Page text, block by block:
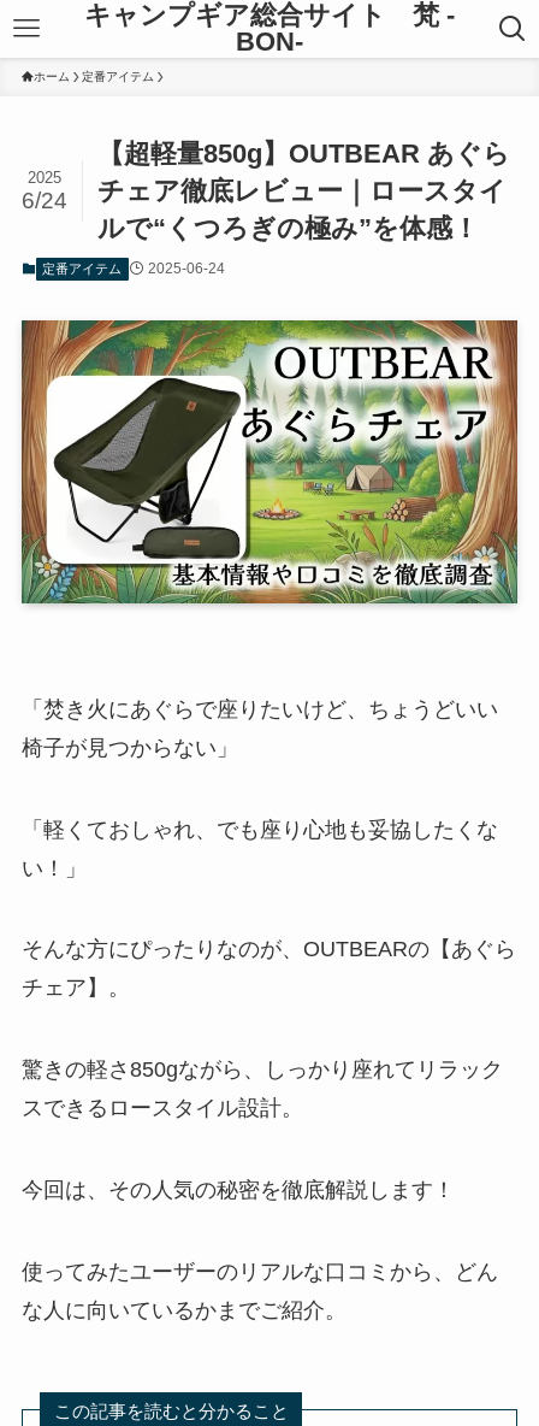
キャンプギア総合サイト 梵 -
BON-
ホーム 定番アイテム
【超軽量850g】OUTBEAR あぐら
チェア徹底レビュー｜ロースタイ
ルで“くつろぎの極み”を体感！
2025
6/24
定番アイテム 2025-06-24
「焚き火にあぐらで座りたいけど、ちょうどいい
椅子が見つからない」
「軽くておしゃれ、でも座り心地も妥協したくな
い！」
そんな方にぴったりなのが、OUTBEARの【あぐら
チェア】。
驚きの軽さ850gながら、しっかり座れてリラック
スできるロースタイル設計。
今回は、その人気の秘密を徹底解説します！
使ってみたユーザーのリアルな口コミから、どん
な人に向いているかまでご紹介。
この記事を読むと分かること